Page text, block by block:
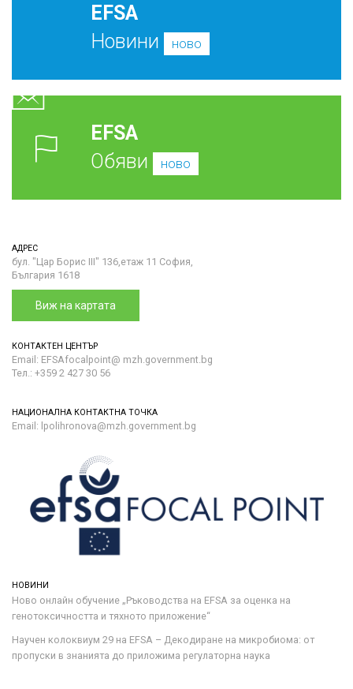
EFSA
Новини
ново
EFSA
Обяви
ново
АДРЕС
бул. "Цар Борис III" 136,етаж 11 София,
България 1618
Виж на картата
КОНТАКТЕН ЦЕНТЪР
Email: EFSAfocalpoint@ mzh.government.bg
Тел.: +359 2 427 30 56
НАЦИОНАЛНА КОНТАКТНА ТОЧКА
Email: lpolihronova@mzh.government.bg
НОВИНИ
Ново онлайн обучение „Ръководства на ЕFSA за оценка на
генотоксичността и тяхното приложение“
Научен колоквиум 29 на EFSA – Декодиране на микробиома: от
пропуски в знанията до приложима регулаторна наука